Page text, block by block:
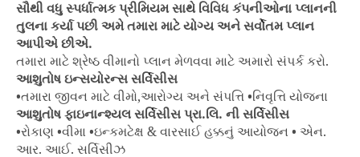
સૌથી વધુ સ્પર્ધાત્મક પ્રીમિયમ સાથે વિવિધ કંપનીઓના પ્લાનની
તુલના કર્યા પછી અમે તમારા માટે યોગ્ય અને સર્વોતમ પ્લાન
આપીએ છીએ.
તમારા માટે શ્રેષ્ઠ વીમાનો પ્લાન મેળવવા માટે અમારો સંપર્ક કરો.
આશુતોષ ઇન્સયોરન્સ સર્વિસીસ
•તમારા જીવન માટે વીમો,આરોગ્ય અને સંપત્તિ •નિવૃત્તિ યોજના
આશુતોષ ફાઇનાન્શ્યલ સર્વિસીસ પ્રા.લિ. ની સર્વિસીસ
•રોકાણ •વીમા •ઇન્કમટેક્ષ & વારસાઈ હક્કનું આયોજન • એન.
આર. આઈ. સર્વિસીઝ